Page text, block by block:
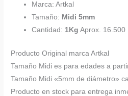
Marca: Artkal
Tamaño: Midi 5mm
Cantidad: 1Kg Aprox. 16.500
Producto Original marca Artkal
Tamaño Midi es para edades a
Tamaño Midi «5mm de diámetro»
Producto en stock para entrega